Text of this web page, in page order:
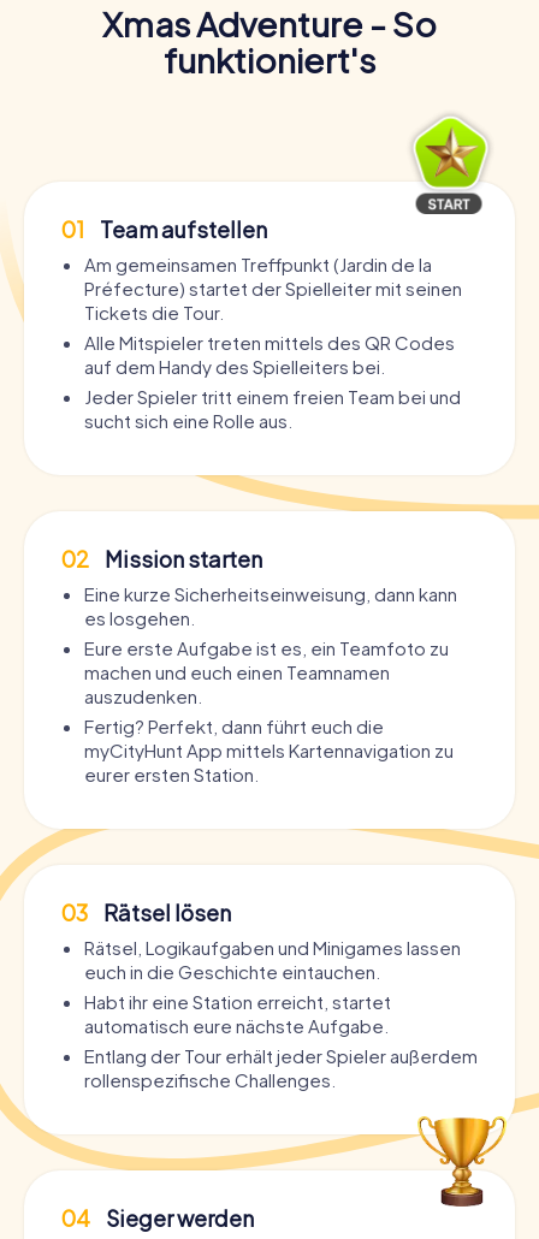
Xmas Adventure - So
funktioniert's
01 Team aufstellen
Am gemeinsamen Treffpunkt (Jardin de la
Préfecture) startet der Spielleiter mit seinen
Tickets die Tour.
Alle Mitspieler treten mittels des QR Codes
auf dem Handy des Spielleiters bei.
Jeder Spieler tritt einem freien Team bei und
sucht sich eine Rolle aus.
02 Mission starten
Eine kurze Sicherheitseinweisung, dann kann
es losgehen.
Eure erste Aufgabe ist es, ein Teamfoto zu
machen und euch einen Teamnamen
auszudenken.
Fertig? Perfekt, dann führt euch die
myCityHunt App mittels Kartennavigation zu
eurer ersten Station.
03 Rätsel lösen
Rätsel, Logikaufgaben und Minigames lassen
euch in die Geschichte eintauchen.
Habt ihr eine Station erreicht, startet
automatisch eure nächste Aufgabe.
Entlang der Tour erhält jeder Spieler außerdem
rollenspezifische Challenges.
04 Sieger werden